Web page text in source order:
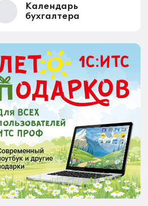
Календарь
бухгалтера